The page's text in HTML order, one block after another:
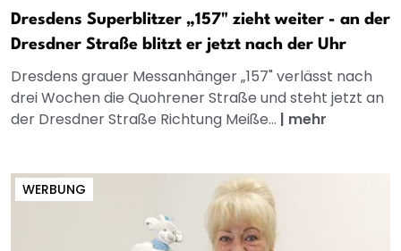
Dresdens Superblitzer „157" zieht weiter - an der
Dresdner Straße blitzt er jetzt nach der Uhr
Dresdens grauer Messanhänger „157" verlässt nach
drei Wochen die Quohrener Straße und steht jetzt an
der Dresdner Straße Richtung Meiße... | mehr
WERBUNG